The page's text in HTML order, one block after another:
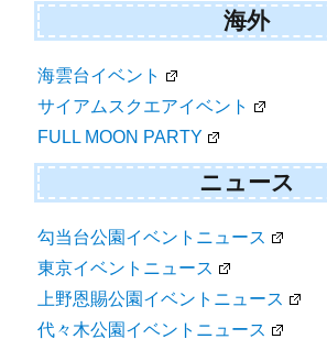
海外
海雲台イベント
サイアムスクエアイベント
FULL MOON PARTY
ニュース
勾当台公園イベントニュース
東京イベントニュース
上野恩賜公園イベントニュース
代々木公園イベントニュース